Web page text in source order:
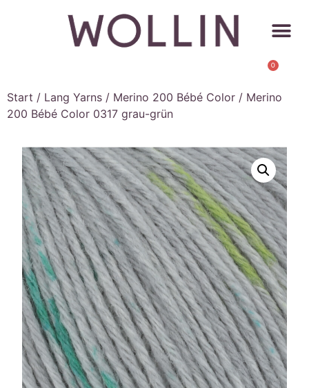
0
Start / Lang Yarns / Merino 200 Bébé Color / Merino
200 Bébé Color 0317 grau-grün